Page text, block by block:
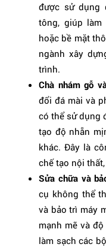
được sử dụng
tông, giúp
hoặc bề mặt
ngành xây
trình.
Chà nhám gỗ
đổi đá mài và
có thể sử dụng
tạo độ nhẵn
khác. Đây là
chế tạo nội
Sửa chữa và
cụ không thể
và bảo trì máy
mạnh mẽ và
làm sạch các